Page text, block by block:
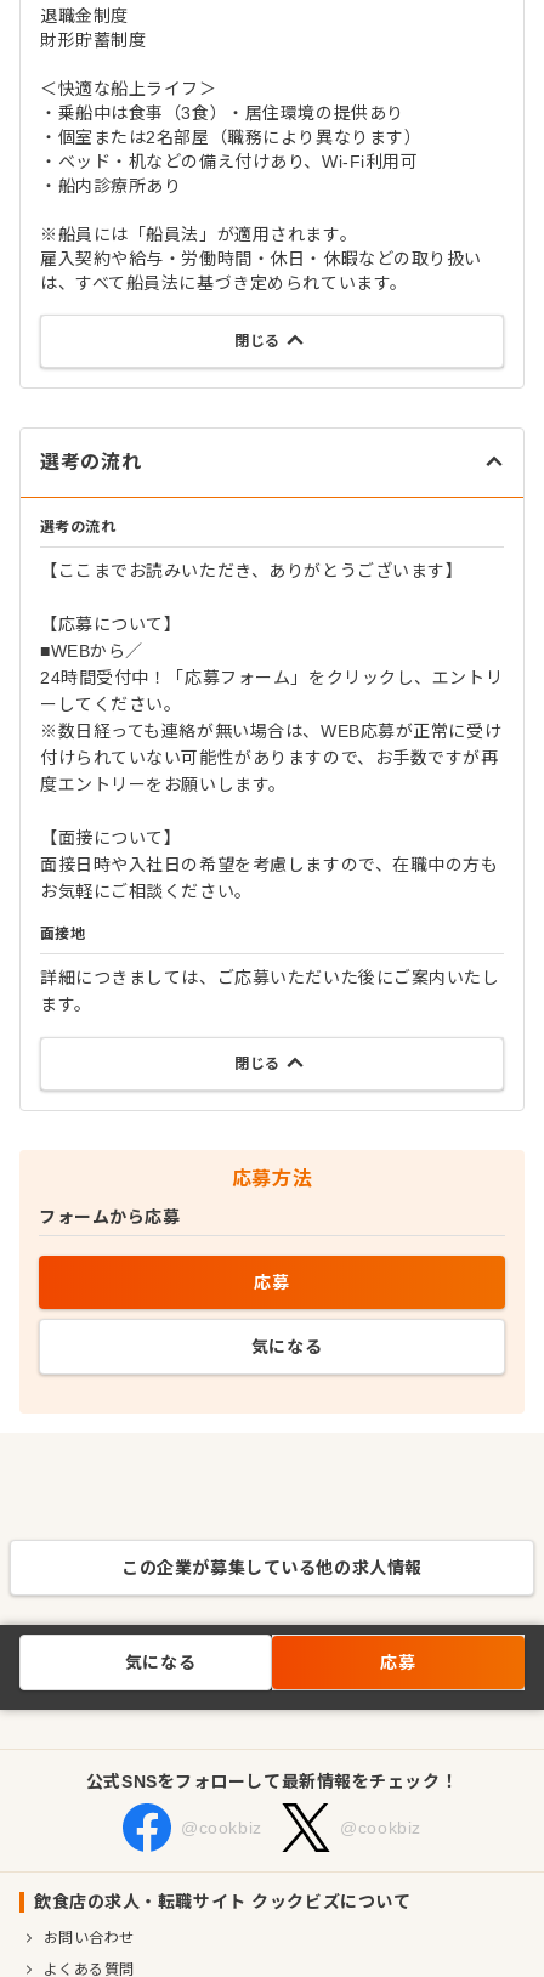
退職金制度
財形貯蓄制度
＜快適な船上ライフ＞
・乗船中は食事（3食）・居住環境の提供あり
・個室または2名部屋（職務により異なります）
・ベッド・机などの備え付けあり、Wi-Fi利用可
・船内診療所あり
※船員には「船員法」が適用されます。
雇入契約や給与・労働時間・休日・休暇などの取り扱い
は、すべて船員法に基づき定められています。
閉じる
選考の流れ
選考の流れ
【ここまでお読みいただき、ありがとうございます】
【応募について】
■WEBから／
24時間受付中！「応募フォーム」をクリックし、エントリ
ーしてください。
※数日経っても連絡が無い場合は、WEB応募が正常に受け
付けられていない可能性がありますので、お手数ですが再
度エントリーをお願いします。
【面接について】
面接日時や入社日の希望を考慮しますので、在職中の方も
お気軽にご相談ください。
面接地
詳細につきましては、ご応募いただいた後にご案内いたし
ます。
閉じる
応募方法
フォームから応募
応募
気になる
この企業が募集している他の求人情報
気になる 応募
公式SNSをフォローして最新情報をチェック！
@cookbiz @cookbiz
飲食店の求人・転職サイト クックビズについて
お問い合わせ
よくある質問